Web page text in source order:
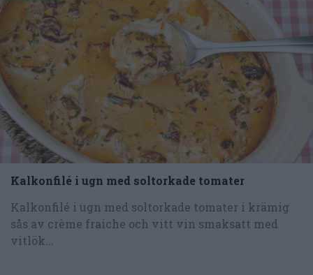
Kalkonfilé i ugn med soltorkade tomater
Kalkonfilé i ugn med soltorkade tomater i krämig
sås av crème fraiche och vitt vin smaksatt med
vitlök...